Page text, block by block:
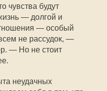
чувства будут
— долгой и
— особый
не рассудок, —
— Но не стоит
неудачных